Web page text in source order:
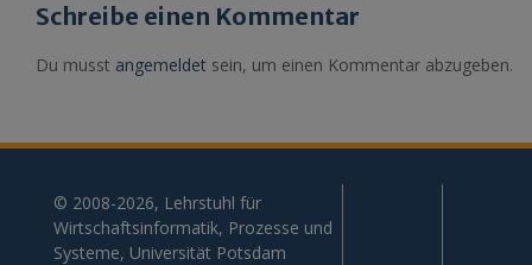
Schreibe einen Kommentar
Du musst angemeldet sein, um einen Kommentar abzugeben.
© 2008-2026, Lehrstuhl für
Wirtschaftsinformatik, Prozesse und
Systeme, Universität Potsdam